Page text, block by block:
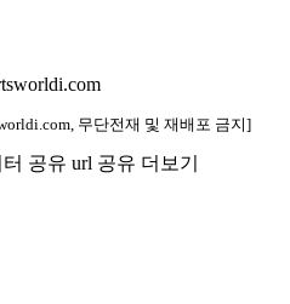
무단전재 및 재배포 금지]
터 공유 url 공유 더보기